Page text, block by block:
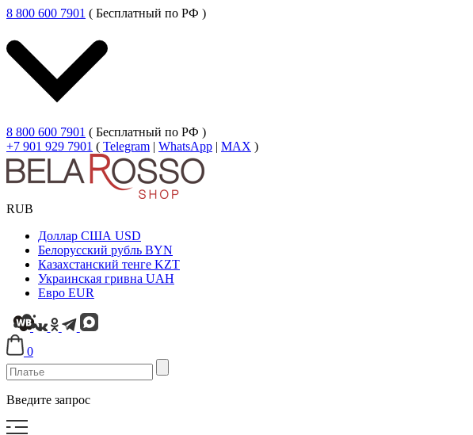
8 800 600 7901 ( Бесплатный по РФ )
8 800 600 7901 ( Бесплатный по РФ )
+7 901 929 7901 ( Telegram | WhatsApp | MAX )
RUB
Доллар США USD
Белорусский рубль BYN
Казахстанский тенге KZT
Украинская гривна UAH
Евро EUR
0
Введите запрос